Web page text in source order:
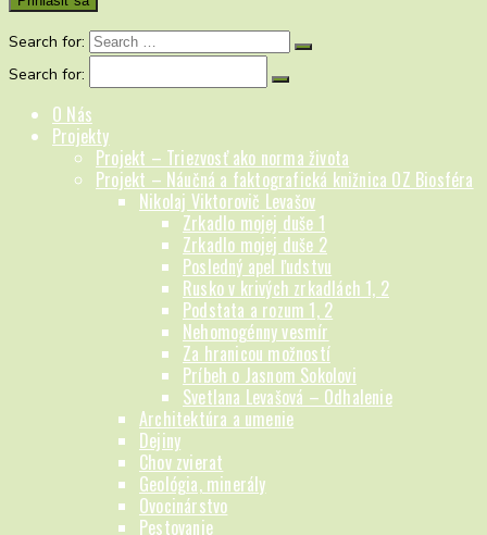
Search for:
Search for:
O Nás
Projekty
Projekt – Triezvosť ako norma života
Projekt – Náučná a faktografická knižnica OZ Biosféra
Nikolaj Viktorovič Levašov
Zrkadlo mojej duše 1
Zrkadlo mojej duše 2
Posledný apel ľudstvu
Rusko v krivých zrkadlách 1, 2
Podstata a rozum 1, 2
Nehomogénny vesmír
Za hranicou možností
Príbeh o Jasnom Sokolovi
Svetlana Levašová – Odhalenie
Architektúra a umenie
Dejiny
Chov zvierat
Geológia, minerály
Ovocinárstvo
Pestovanie